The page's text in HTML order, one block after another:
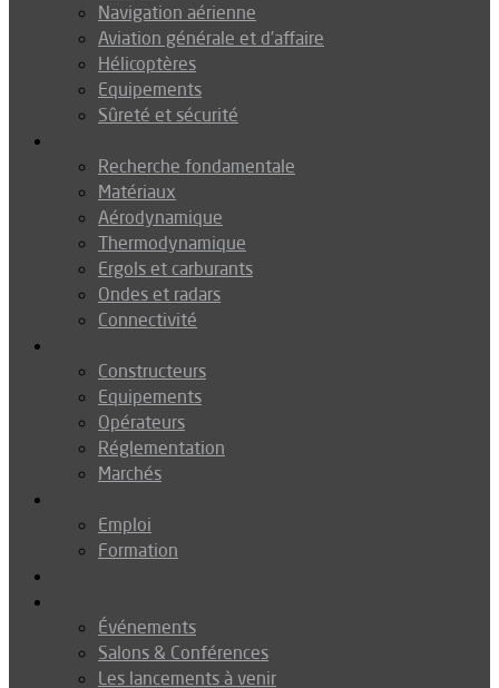
Navigation aérienne
Aviation générale et d’affaire
Hélicoptères
Equipements
Sûreté et sécurité
Recherche fondamentale
Matériaux
Aérodynamique
Thermodynamique
Ergols et carburants
Ondes et radars
Connectivité
Constructeurs
Equipements
Opérateurs
Réglementation
Marchés
Emploi
Formation
Événements
Salons & Conférences
Les lancements à venir